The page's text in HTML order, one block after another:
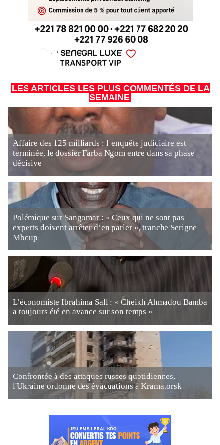
LES ARTICLES LES PLUS COMMENTÉS DE LA
SEMAINE
Affaire des 125 milliards : l’enquête judiciaire est
terminée, le dossier Farba Ngom entre dans sa phase
décisive
Polémique sur Sangomar : « Ceux qui ne sont pas
experts doivent arrêter d’en parler », tranche Serigne
Mboup
L’économiste Ibrahima Sall : « Cheikh Ahmadou Bamba
a toujours été en avance sur son temps »
Confrontée à des attaques russes quotidiennes,
l'Ukraine ordonne des évacuations à Kramatorsk